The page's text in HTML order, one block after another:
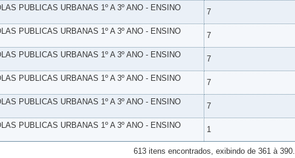
PUBLICAS URBANAS 1º A 3º ANO - ENSINO
7
PUBLICAS URBANAS 1º A 3º ANO - ENSINO
7
PUBLICAS URBANAS 1º A 3º ANO - ENSINO
7
PUBLICAS URBANAS 1º A 3º ANO - ENSINO
7
PUBLICAS URBANAS 1º A 3º ANO - ENSINO
7
PUBLICAS URBANAS 1º A 3º ANO - ENSINO
1
613 itens encontrados, exibindo de 361 à 390.